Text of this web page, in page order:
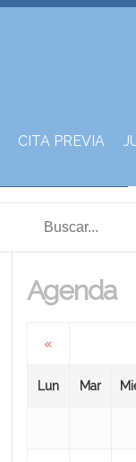
CITA PREVIA
Agenda
«
Lun Mar